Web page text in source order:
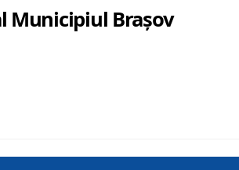
Municipiul Brașov